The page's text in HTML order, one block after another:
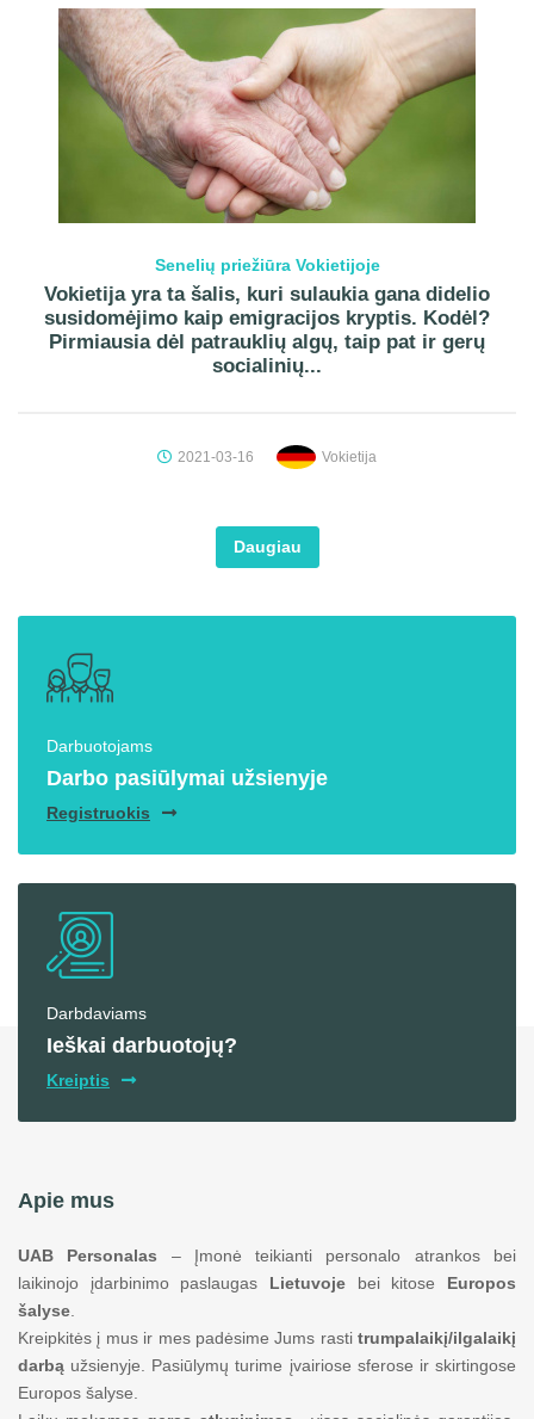
Senelių priežiūra Vokietijoje
Vokietija yra ta šalis, kuri sulaukia gana didelio
susidomėjimo kaip emigracijos kryptis. Kodėl?
Pirmiausia dėl patrauklių algų, taip pat ir gerų
socialinių...
2021-03-16 Vokietija
Daugiau
Darbuotojams
Darbo pasiūlymai užsienyje
Registruokis
Darbdaviams
Ieškai darbuotojų?
Kreiptis
Apie mus
UAB Personalas – Įmonė teikianti personalo atrankos bei
laikinojo įdarbinimo paslaugas Lietuvoje bei kitose Europos
šalyse.
Kreipkitės į mus ir mes padėsime Jums rasti trumpalaikį/ilgalaikį
darbą užsienyje. Pasiūlymų turime įvairiose sferose ir skirtingose
Europos šalyse.